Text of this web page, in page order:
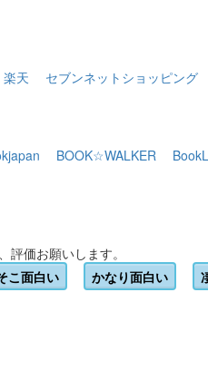
楽天 セブンネットショッピング
BOOK☆WALKER
評価お願いします。
こ面白い かなり面白い